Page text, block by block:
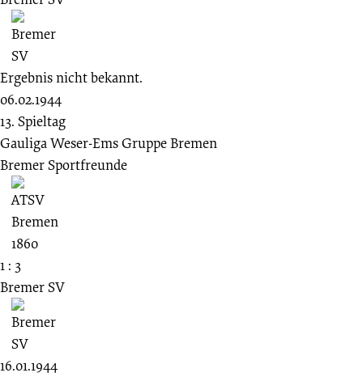
Ergebnis nicht bekannt.
06.02.1944
13. Spieltag
Gauliga Weser-Ems Gruppe Bremen
Bremer Sportfreunde
1 : 3
Bremer SV
16.01.1944